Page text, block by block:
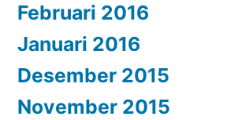
Februari 2016
Januari 2016
Desember 2015
November 2015